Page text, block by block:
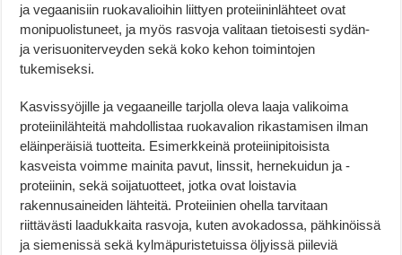
ja vegaanisiin ruokavalioihin liittyen proteiininlähteet ovat
monipuolistuneet, ja myös rasvoja valitaan tietoisesti sydän-
ja verisuoniterveyden sekä koko kehon toimintojen
tukemiseksi.
Kasvissyöjille ja vegaaneille tarjolla oleva laaja valikoima
proteiinilähteitä mahdollistaa ruokavalion rikastamisen ilman
eläinperäisiä tuotteita. Esimerkkeinä proteiinipitoisista
kasveista voimme mainita pavut, linssit, hernekuidun ja -
proteiinin, sekä soijatuotteet, jotka ovat loistavia
rakennusaineiden lähteitä. Proteiinien ohella tarvitaan
riittävästi laadukkaita rasvoja, kuten avokadossa, pähkinöissä
ja siemenissä sekä kylmäpuristetuissa öljyissä piileviä